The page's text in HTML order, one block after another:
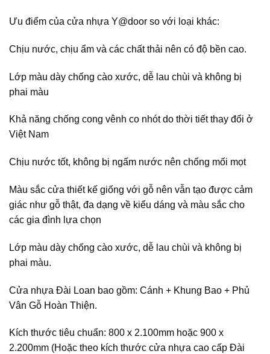
Ưu điểm của cửa nhựa Y@door so với loại khác:
Chịu nước, chịu ẩm và các chất thải nên có độ bền cao.
Lớp màu dày chống cào xước, dễ lau chùi và không bị
phai màu
Khả năng chống cong vênh co nhót do thời tiết thay đổi ở
Việt Nam
Chịu nước tốt, không bị ngấm nước nên chống mối mọt
Màu sắc cửa thiết kế giống với gỗ nên vẫn tạo được cảm
giác như gỗ thật, đa dạng về kiểu dáng và màu sắc cho
các gia đình lựa chọn
Lớp màu dày chống cào xước, dễ lau chùi và không bị
phai màu.
Cửa nhựa Đài Loan bao gồm: Cánh + Khung Bao + Phủ
Vân Gỗ Hoàn Thiện.
Kích thước tiêu chuẩn: 800 x 2.100mm hoặc 900 x
2.200mm (Hoặc theo kích thước cửa nhựa cao cấp Đài